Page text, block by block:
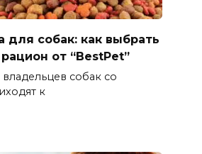
для собак: как выбрать
от “BestPet”
собак со
к